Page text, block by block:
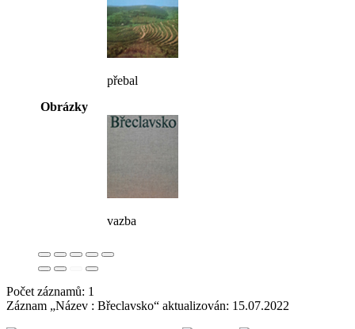
Obrázky
přebal
vazba
Počet záznamů: 1
Záznam „Název : Břeclavsko“ aktualizován: 15.07.2022